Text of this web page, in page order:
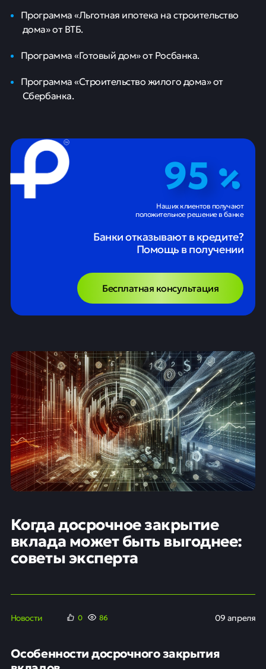
Программа «Льготная ипотека на строительство
дома» от ВТБ.
Программа «Готовый дом» от Росбанка.
Программа «Строительство жилого дома» от
Сбербанка.
95
Наших клиентов получают
положительное решение в банке
Банки отказывают в кредите?
Помощь в получении
Бесплатная консультация
Когда досрочное закрытие
вклада может быть выгоднее:
советы эксперта
Новости 0 86 09 апреля
Особенности досрочного закрытия